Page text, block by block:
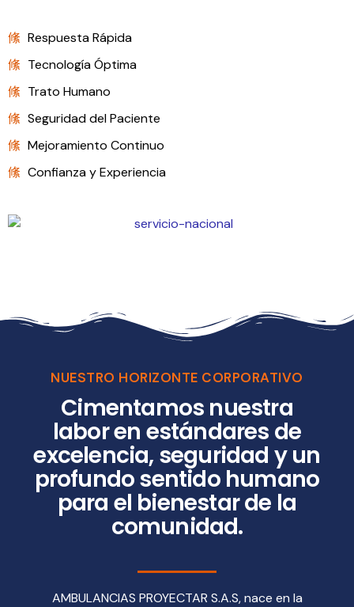
Respuesta Rápida
Tecnología Óptima
Trato Humano
Seguridad del Paciente
Mejoramiento Continuo
Confianza y Experiencia
NUESTRO HORIZONTE CORPORATIVO
Cimentamos nuestra
labor en estándares de
excelencia, seguridad y un
profundo sentido humano
para el bienestar de la
comunidad.
AMBULANCIAS PROYECTAR S.A.S, nace en la